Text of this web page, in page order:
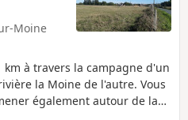
Moine
à travers la campagne d'un
la Moine de l'autre. Vous
également autour de la